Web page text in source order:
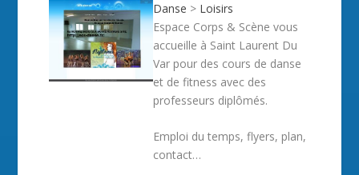
Danse > Loisirs
Espace Corps & Scène vous
accueille à Saint Laurent Du
Var pour des cours de danse
et de fitness avec des
professeurs diplômés.
Emploi du temps, flyers, plan,
contact…